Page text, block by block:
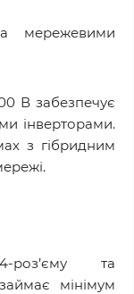
мережевими
В забезпечує
інверторами.
з гібридним
роз’єму та
мінімум